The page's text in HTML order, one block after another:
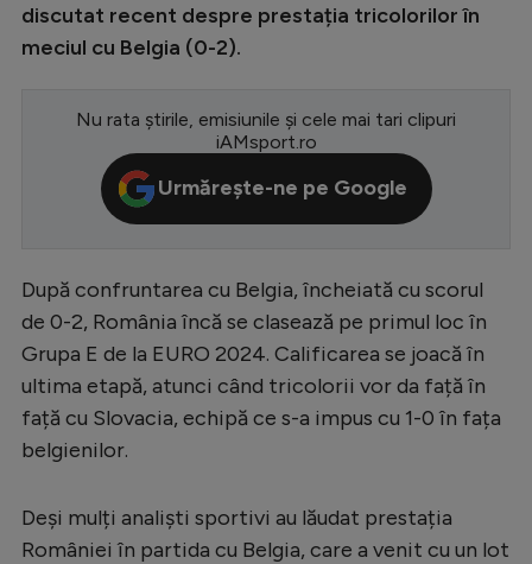
Champions League
Conference League
CM 2026
Premier League
Serie A
Bundesliga
Ligue 1
EURO 2024
discutat recent despre prestația tricolorilor în
meciul cu Belgia (0-2).
Nu rata știrile, emisiunile și cele mai tari clipuri
iAMsport.ro
Urmărește-ne pe Google
După confruntarea cu Belgia, încheiată cu scorul
de 0-2, România încă se clasează pe primul loc în
Grupa E de la EURO 2024. Calificarea se joacă în
ultima etapă, atunci când tricolorii vor da față în
față cu Slovacia, echipă ce s-a impus cu 1-0 în fața
belgienilor.
Deși mulți analiști sportivi au lăudat prestația
României în partida cu Belgia, care a venit cu un lot